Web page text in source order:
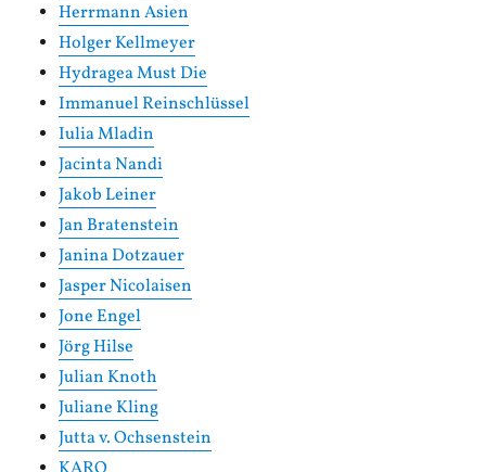
Herrmann Asien
Holger Kellmeyer
Hydragea Must Die
Immanuel Reinschlüssel
Iulia Mladin
Jacinta Nandi
Jakob Leiner
Jan Bratenstein
Janina Dotzauer
Jasper Nicolaisen
Jone Engel
Jörg Hilse
Julian Knoth
Juliane Kling
Jutta v. Ochsenstein